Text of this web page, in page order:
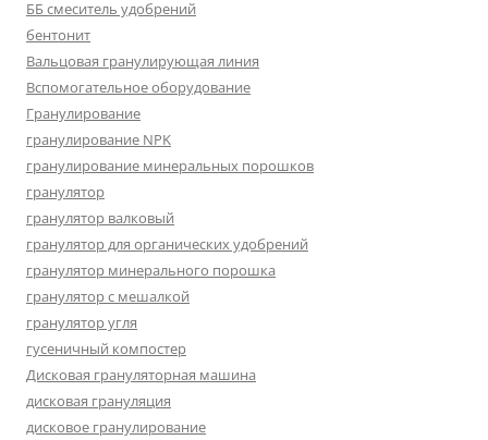
ББ смеситель удобрений
бентонит
Вальцовая гранулирующая линия
Вспомогательное оборудование
Гранулирование
гранулирование NPK
гранулирование минеральных порошков
гранулятор
гранулятор валковый
гранулятор для органических удобрений
гранулятор минерального порошка
гранулятор с мешалкой
гранулятор угля
гусеничный компостер
Дисковая грануляторная машина
дисковая грануляция
дисковое гранулирование